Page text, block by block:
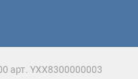
арт. YXX8300000003